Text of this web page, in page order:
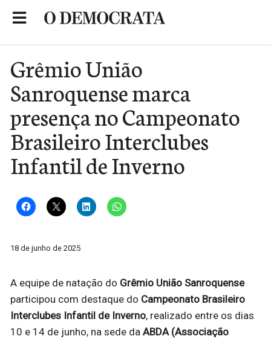
Grêmio União
Sanroquense marca
presença no Campeonato
Brasileiro Interclubes
Infantil de Inverno
18 de junho de 2025
A equipe de natação do Grêmio União Sanroquense
participou com destaque do Campeonato Brasileiro
Interclubes Infantil de Inverno, realizado entre os dias
10 e 14 de junho, na sede da ABDA (Associação